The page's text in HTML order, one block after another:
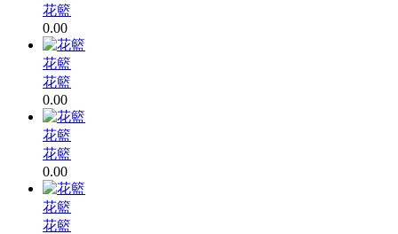
花籃
0.00
花籃
花籃
0.00
花籃
花籃
0.00
花籃
花籃